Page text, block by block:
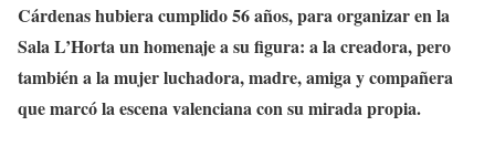
Cárdenas hubiera cumplido 56 años, para organizar en la
Sala L’Horta un homenaje a su figura: a la creadora, pero
también a la mujer luchadora, madre, amiga y compañera
que marcó la escena valenciana con su mirada propia.